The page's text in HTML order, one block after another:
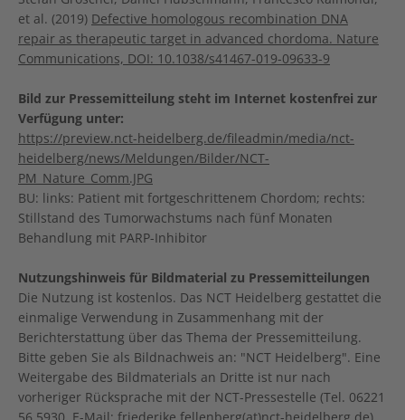
et al. (2019) Defective homologous recombination DNA
repair as therapeutic target in advanced chordoma. Nature
Communications, DOI: 10.1038/s41467-019-09633-9
Bild zur Pressemitteilung steht im Internet kostenfrei zur
Verfügung unter:
https://preview.nct-heidelberg.de/fileadmin/media/nct-
heidelberg/news/Meldungen/Bilder/NCT-
PM_Nature_Comm.JPG
BU: links: Patient mit fortgeschrittenem Chordom; rechts:
Stillstand des Tumorwachstums nach fünf Monaten
Behandlung mit PARP-Inhibitor
Nutzungshinweis für Bildmaterial zu Pressemitteilungen
Die Nutzung ist kostenlos. Das NCT Heidelberg gestattet die
einmalige Verwendung in Zusammenhang mit der
Berichterstattung über das Thema der Pressemitteilung.
Bitte geben Sie als Bildnachweis an: "NCT Heidelberg". Eine
Weitergabe des Bildmaterials an Dritte ist nur nach
vorheriger Rücksprache mit der NCT-Pressestelle (Tel. 06221